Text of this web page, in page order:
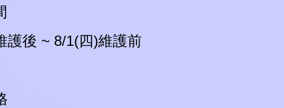
護後 ~ 8/1(四)維護前